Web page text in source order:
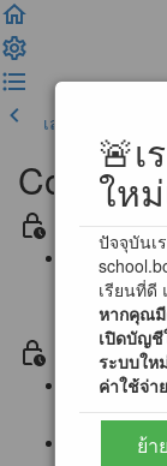
🚨เ
ให
ปัจจุบันเ
เรียนที่ดี
หากคุณมี
เปิดบัญชี
ระบบให
ค่าใช้จ่า
ย้า
เลคเชอร์ก่อนหน้า
Section ประ
นโยบาย
Community
Section 0 โล
Lecture